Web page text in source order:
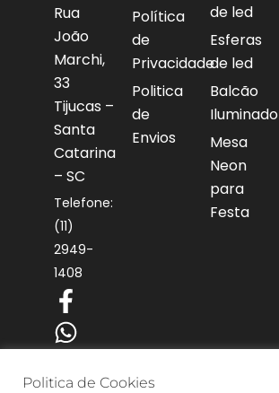
Rua
João
Marchi,
33
Tijucas –
Santa
Catarina
– SC
Telefone:
(11)
2949-
1408
F
a
c
e
W
h
a
t
I
n
s
t
Y
o
u
t
Política
de
Privacidade
Politica
de
Envios
de led
Esferas
de led
Balcão
Iluminado
Mesa
Neon
para
Festa
Politica de Cookies